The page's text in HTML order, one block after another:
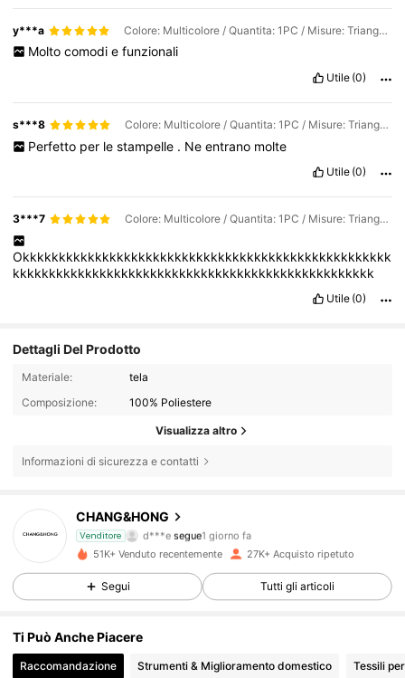
y***a Colore: Multicolore / Quantita: 1PC / Misure: Triangolo Beige
Molto comodi e funzionali
Utile (0)
s***8 Colore: Multicolore / Quantita: 1PC / Misure: Triangolare trasparente
Perfetto per le stampelle . Ne entrano molte
Utile (0)
3***7 Colore: Multicolore / Quantita: 1PC / Misure: Triangolo Beige
Okkkkkkkkkkkkkkkkkkkkkkkkkkkkkkkkkkkkkkkkkkkkkkkkkkk
kkkkkkkkkkkkkkkkkkkkkkkkkkkkkkkkkkkkkkkkkkkkkkkkkk
Utile (0)
Dettagli Del Prodotto
Materiale:
tela
Composizione:
100% Poliestere
Visualizza altro
Informazioni di sicurezza e contatti
CHANG&HONG
Venditore
d***e segue
4.87
1.8K Follower
1.8K Follower
4.87 1.8K Follower
51K+ Venduto recentemente 27K+ Acquisto ripetuto
Segui Tutti gli articoli
Ti Può Anche Piacere
Raccomandazione Strumenti & Miglioramento domestico Tessili